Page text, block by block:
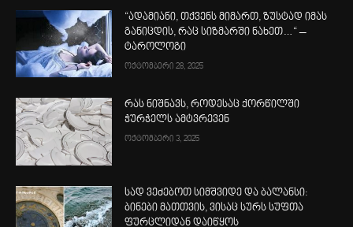
“ადამიანი, თქვენს მიმართ, ზუსტად იმას
განიცდის, რაც სიზმარში ნახეთ…“ –
ტაროლოგი
ოქტომბერი 28, 2025
რას ნიშნავს, როდესაც ქორწილში
ჭურჭელს ამტვრევენ
ოქტომბერი 3, 2025
სად ვეძებოთ სიმშვიდე და ბალანსი:
ბინები მათთვის, ვისაც სურს სუფთა
ფურცლიდან დაიწყოს